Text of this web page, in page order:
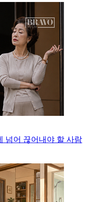
넘어 끊어내야 할 사람